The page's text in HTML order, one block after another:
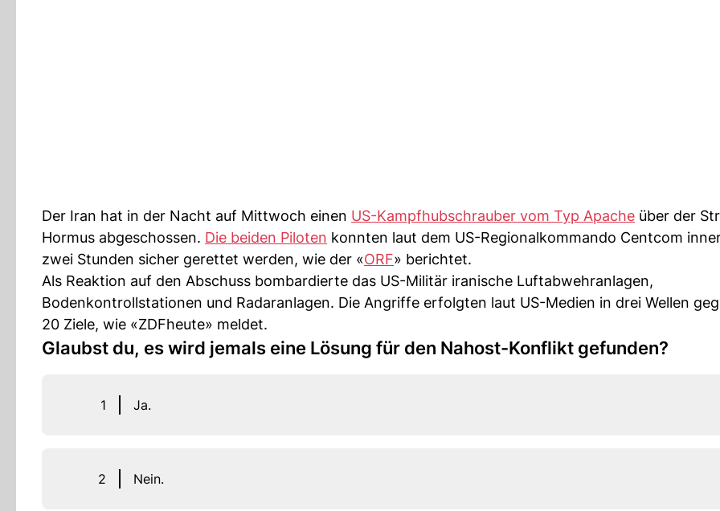
Der Iran hat in der Nacht auf Mittwoch einen US-Kampfhubschrauber vom Typ Apache über der
Hormus abgeschossen. Die beiden Piloten konnten laut dem US-Regionalkommando Centcom
zwei Stunden sicher gerettet werden, wie der «ORF» berichtet.
Als Reaktion auf den Abschuss bombardierte das US-Militär iranische Luftabwehranlagen,
Bodenkontrollstationen und Radaranlagen. Die Angriffe erfolgten laut US-Medien in drei Wellen
20 Ziele, wie «ZDFheute» meldet.
Glaubst du, es wird jemals eine Lösung für den Nahost-Konflikt gefunden?
1 Ja.
2 Nein.